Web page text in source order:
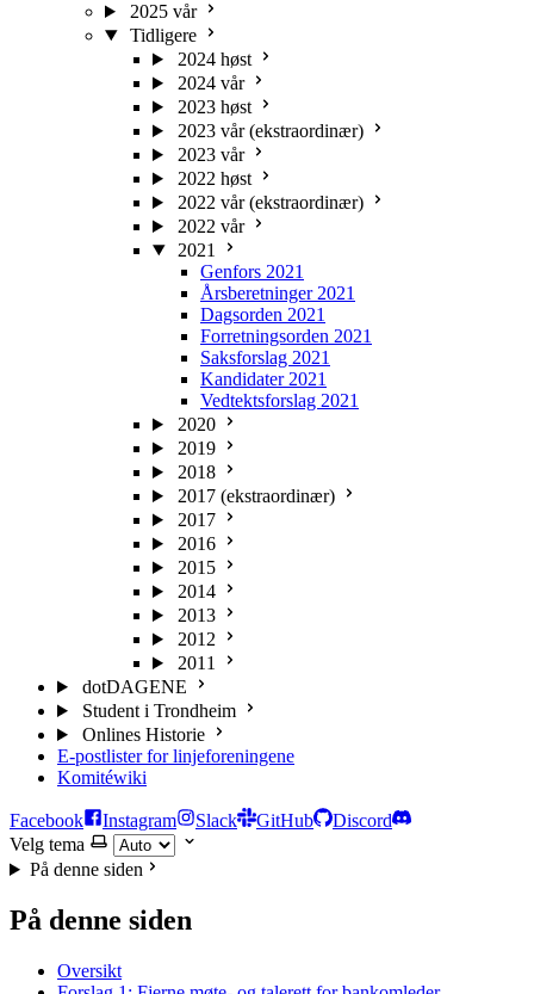
2025 vår
Tidligere
2024 høst
2024 vår
2023 høst
2023 vår (ekstraordinær)
2023 vår
2022 høst
2022 vår (ekstraordinær)
2022 vår
2021
Genfors 2021
Årsberetninger 2021
Dagsorden 2021
Forretningsorden 2021
Saksforslag 2021
Kandidater 2021
Vedtektsforslag 2021
2020
2019
2018
2017 (ekstraordinær)
2017
2016
2015
2014
2013
2012
2011
dotDAGENE
Student i Trondheim
Onlines Historie
E-postlister for linjeforeningene
Komitéwiki
Facebook Instagram Slack GitHub
Discord
Velg tema
På denne siden
På denne siden
Oversikt